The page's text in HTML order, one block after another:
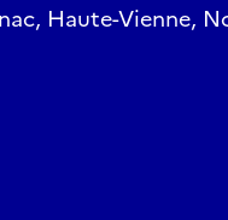
Haute-Vienne,